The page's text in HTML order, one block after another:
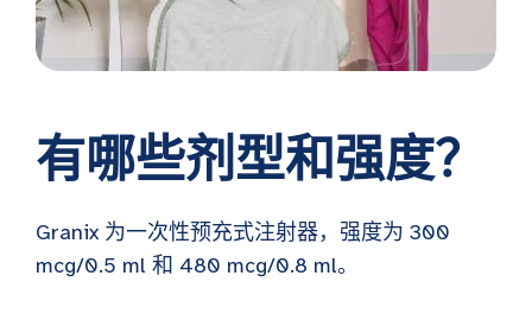
有哪些剂型和强度？
Granix 为一次性预充式注射器，强度为 300
mcg/0.5 ml 和 480 mcg/0.8 ml。